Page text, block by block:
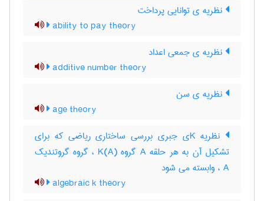
نظریه ی توانایی پرداخت
ability to pay theory
نظریه ی جمعی اعداد
additive number theory
نظریه ی سن
age theory
نظریه Kی جبری بررسی ساختاری ریاضی که برای
تشکیل آن به هر حلقه A گروه K(A) ، گروه گروتندیک
A ، وابسته می شود
algebraic k theory